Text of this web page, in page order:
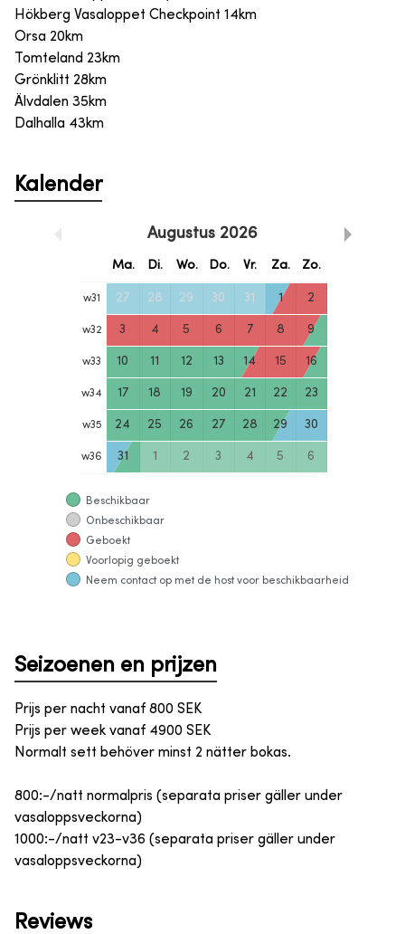
Hökberg Vasaloppet Checkpoint 14km
Orsa 20km
Tomteland 23km
Grönklitt 28km
Älvdalen 35km
Dalhalla 43km
Kalender
Augustus 2026
Ma. Di. Wo. Do. Vr. Za. Zo.
w31 27 28 29 30 31 1 2
w32 3 4 5 6 7 8 9
w33 10 11 12 13 14 15 16
w34 17 18 19 20 21 22 23
w35 24 25 26 27 28 29 30
w36 31 1 2 3 4 5 6
Beschikbaar
Onbeschikbaar
Geboekt
Voorlopig geboekt
Neem contact op met de host voor beschikbaarheid
Seizoenen en prijzen
Prijs per nacht vanaf 800 SEK
Prijs per week vanaf 4900 SEK
Normalt sett behöver minst 2 nätter bokas.
800:-/natt normalpris (separata priser gäller under
vasaloppsveckorna)
1000:-/natt v23-v36 (separata priser gäller under
vasaloppsveckorna)
Reviews